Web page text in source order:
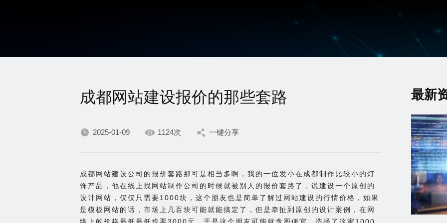
成都网站建设报价的那些套路
2025-01-09 1124次 一键分享
成都网站建设公司的报价套路那可是相当多啊，我的一位发小在成都制作比较小的灯
饰产品，他在线上找网站制作公司的时候就被别人的报价套路了，说建设一个原创的
设计网站，仅仅只需要1000块，这个朋友也是简单了解过网站建设的行情价格，如果
是模板网站的话，市场上几百块可能就能搞定了，但是牵扯到原创的设计案例，在网
络上的价格最低最低也要3000元，于是这个朋友可能就贪图便宜，选择了这家1000
最新